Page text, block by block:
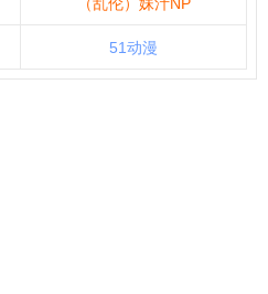
51动漫